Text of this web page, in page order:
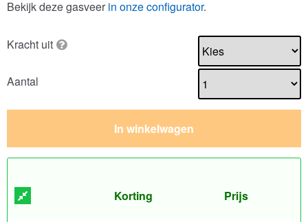
Bekijk deze gasveer in onze configurator.
Kracht uit
Aantal
In winkelwagen
Korting Prijs